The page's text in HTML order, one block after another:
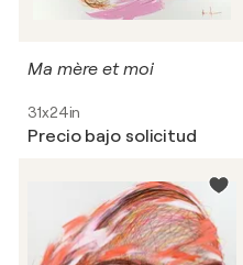
Ma mère et moi
31x24in
Precio bajo solicitud